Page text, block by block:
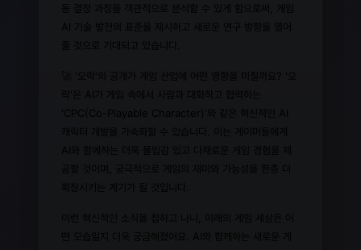
동 결정 과정을 객관적으로 분석할 수 있게 함으로써, 게임
AI 기술 발전의 표준을 제시하고 새로운 연구 방향을 열어
줄 것으로 기대되고 있습니다.
🚀 '오락'의 공개가 게임 산업에 어떤 영향을 미칠까요? '오
락'은 AI가 게임 속에서 사람과 대화하고 협력하는
'CPC(Co-Playable Character)'와 같은 혁신적인 AI
캐릭터 개발을 가속화할 수 있습니다. 이는 게이머들에게
AI와 함께하는 더욱 몰입감 있고 다채로운 게임 경험을 제
공할 것이며, 궁극적으로 게임의 재미와 가능성을 한층 더
확장시키는 계기가 될 것입니다.